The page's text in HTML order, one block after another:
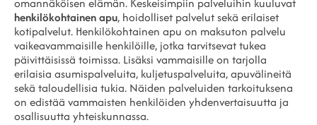
henkilökohtainen apu, hoidolliset palvelut sekä erilaiset
kotipalvelut. Henkilökohtainen apu on maksuton palvelu
vaikeavammaisille henkilöille, jotka tarvitsevat tukea
päivittäisissä toimissa. Lisäksi vammaisille on tarjolla
erilaisia asumispalveluita, kuljetuspalveluita, apuvälineitä
sekä taloudellisia tukia. Näiden palveluiden tarkoituksena
on edistää vammaisten henkilöiden yhdenvertaisuutta ja
osallisuutta yhteiskunnassa.